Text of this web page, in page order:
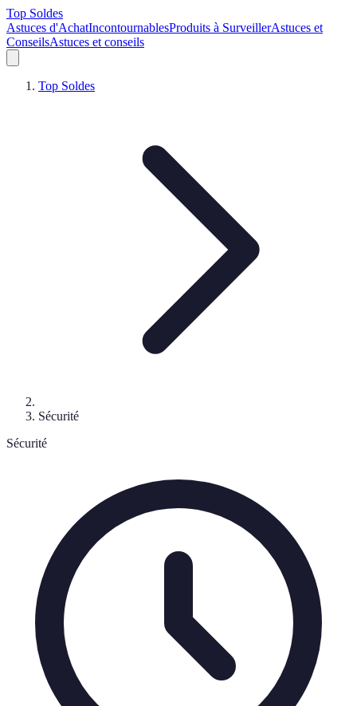
Top Soldes
Astuces d'AchatIncontournablesProduits à SurveillerAstuces et
ConseilsAstuces et conseils
Top Soldes
Sécurité
Sécurité